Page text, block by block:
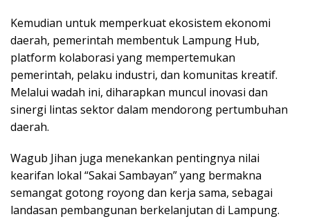
Kemudian untuk memperkuat ekosistem ekonomi
daerah, pemerintah membentuk Lampung Hub,
platform kolaborasi yang mempertemukan
pemerintah, pelaku industri, dan komunitas kreatif.
Melalui wadah ini, diharapkan muncul inovasi dan
sinergi lintas sektor dalam mendorong pertumbuhan
daerah.
Wagub Jihan juga menekankan pentingnya nilai
kearifan lokal “Sakai Sambayan” yang bermakna
semangat gotong royong dan kerja sama, sebagai
landasan pembangunan berkelanjutan di Lampung.